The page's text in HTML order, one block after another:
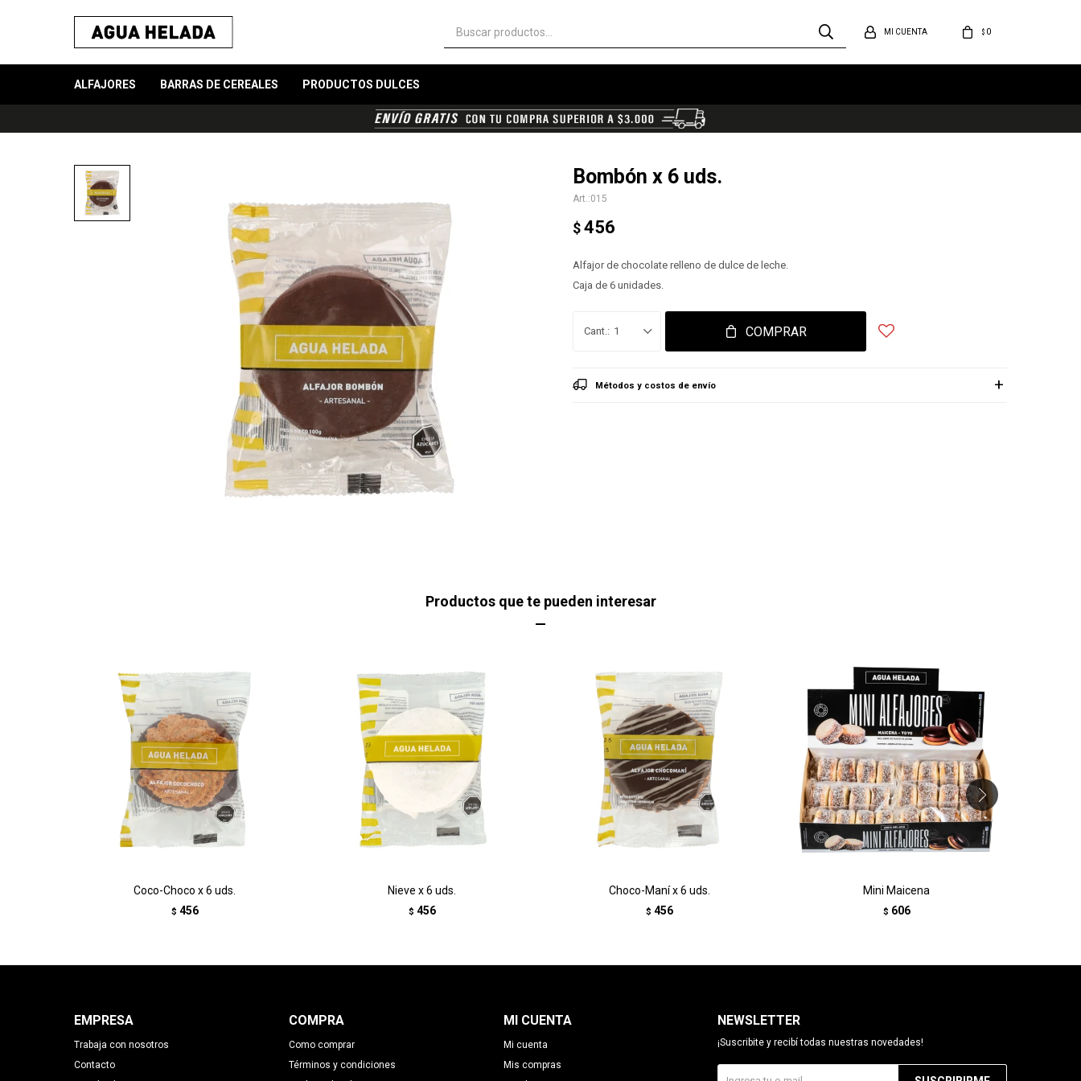
ALFAJORES BARRAS DE CEREALES PRODUCTOS DULCES
$ 0
Bombón x 6 uds.
015
$ 456
Alfajor de chocolate relleno de dulce de leche.
Caja de 6 unidades.
1 COMPRAR
Métodos y costos de envío
Productos que te pueden interesar
Coco-Choco x 6 uds.
$ 456
Nieve x 6 uds.
$ 456
Choco-Maní x 6 uds.
$ 456
Mini Maicena
$ 606
EMPRESA
Trabaja con nosotros
Contacto
COMPRA
Como comprar
Términos y condiciones
MI CUENTA
Mi cuenta
Mis compras
NEWSLETTER
¡Suscribite y recibí todas nuestras novedades!